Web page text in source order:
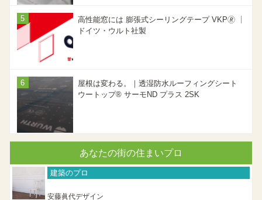
高性能窓には 膨張式シーリングテープ VKP🄬 ｜
ドイツ・ウルト社製
屋根は変わる。｜透湿防水ルーフィングシート
ウートップ® サーモND プラス 2SK
あなたの街の住まいプロ
建築のプロ
安藤眞代デザイン